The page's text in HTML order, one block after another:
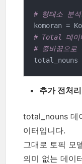
# 형태소 분
# Total 데이
# 줄바꿈으로
total_nouns
추가 전처
total_nouns 데
이터입니다.
그대로 토픽 모
의미 없는 데이